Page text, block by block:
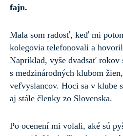
fajn.
Mala som radosť, keď mi
kolegovia telefonovali a
Napríklad, vyše dvadsať rokov
s medzinárodných klubom
veľvyslancov. Hoci sa v klube
aj stále členky zo Slovenska.
Po ocenení mi volali, aké sú